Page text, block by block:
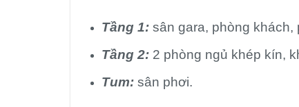
Tầng 1: sân gara, phòng khách,
Tầng 2: 2 phòng ngủ khép kín,
Tum: sân phơi.